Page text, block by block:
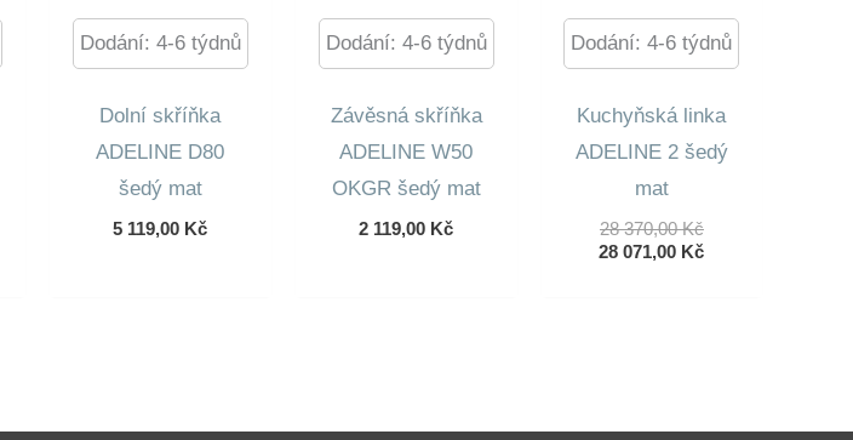
Dodání: 4-6 týdnů
Dolní skříňka
ADELINE D80
šedý mat
5 119,00 Kč
Dodání: 4-6 týdnů
Závěsná skříňka
ADELINE W50
OKGR šedý mat
2 119,00 Kč
Dodání: 4-6 týdnů
Kuchyňská linka
ADELINE 2 šedý
mat
28 370,00KčPůvodní
Cena
28 071,00 KčAktuální